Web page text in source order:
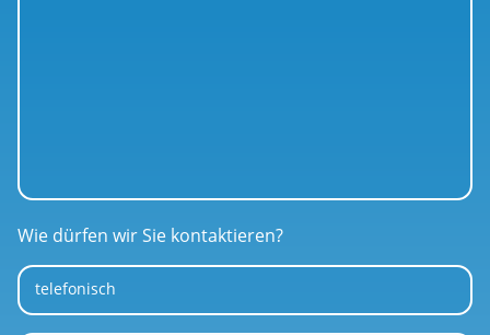
Wie dürfen wir Sie kontaktieren?
telefonisch